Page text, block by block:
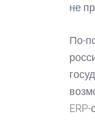
не
По-